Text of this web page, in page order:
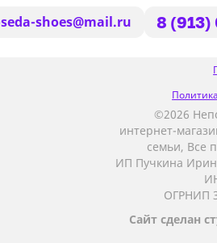
shoes@mail.ru 8 (913)
©2026
интернет-
семьи, Все
ИП Пучкина
ОГРНИП
Сайт сделан